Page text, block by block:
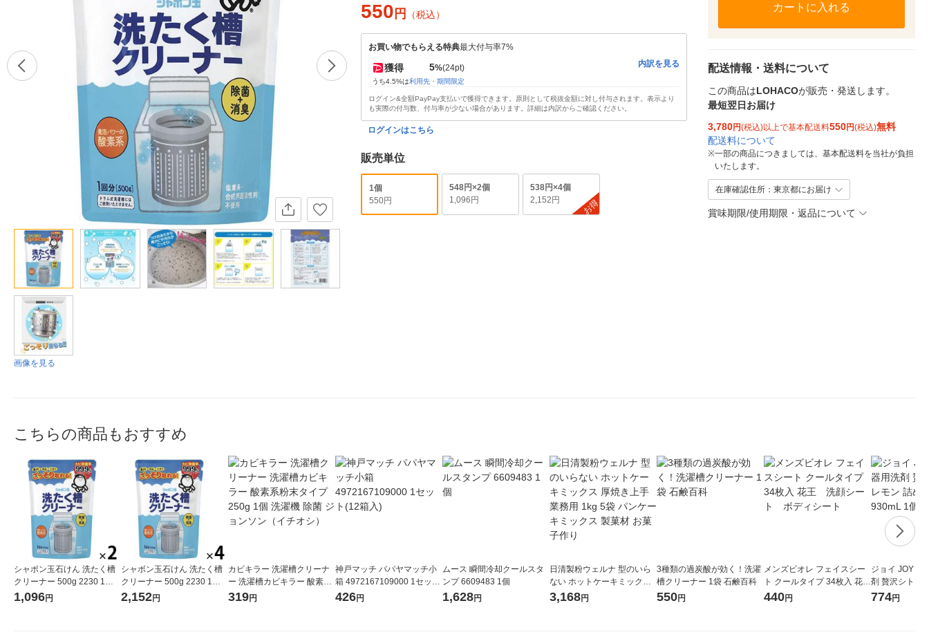
画像を見る
550 円 （税込）
お買い物でもらえる特典最大付与率7%
獲得 5%(24pt)
うち4.5%は利用先・期間限定
内訳を見る
ログイン&全額PayPay支払いで獲得できます。原則として税抜金額に対し付与されます。表示より
も実際の付与数、付与率が少ない場合があります。詳細は内訳からご確認ください。
ログインはこちら
販売単位
1個
550円
548円×2個
1,096円
538円×4個
2,152円
お得
カートに入れる
配送情報・送料について
この商品はLOHACOが販売・発送します。
最短翌日お届け
3,780円(税込)以上で基本配送料550円(税込)無料
配送料について
※一部の商品につきましては、基本配送料を当社が負担
いたします。
在庫確認住所：東京都にお届け
賞味期限/使用期限・返品について
こちらの商品もおすすめ
シャボン玉石けん 洗たく槽
クリーナー 500g 2230 1セ
ット（2個）
1,096円
シャボン玉石けん 洗たく槽
クリーナー 500g 2230 1セ
ット（4個）
2,152円
カビキラー 洗濯槽クリーナ
ー 洗濯槽カビキラー 酸素系
粉末タイプ 250g 1個 洗濯機
319円
神戸マッチ パパヤマッチ小
箱 4972167109000 1セット
(12箱入)
426円
ムース 瞬間冷却クールスタ
ンプ 6609483 1個
1,628円
日清製粉ウェルナ 型のいら
ない ホットケーキミックス
厚焼き上手 業務用 1kg 5袋
パンケーキミックス 製菓材
3,168円
3種類の過炭酸が効く！洗濯
槽クリーナー 1袋 石鹸百科
550円
メンズビオレ フェイスシー
ト クールタイプ 34枚入 花
王 洗顔シート ボディシ
440円
ジョイ JOY W
剤 贅沢シトラ
替え 超特大
774円